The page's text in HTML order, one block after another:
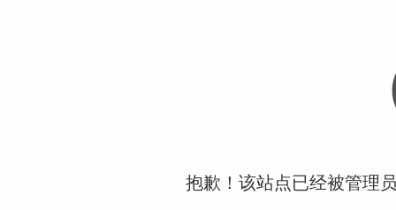
抱歉！该站点已经被管理